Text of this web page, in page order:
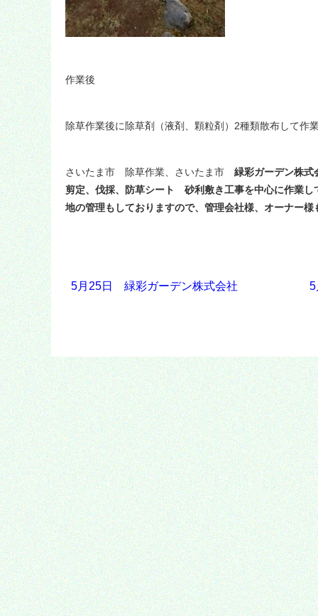
作業後
除草作業後に除草剤（液剤、顆粒剤）2種類散布して作
さいたま市 除草作業、さいたま市 緑彩ガーデン株
剪定、伐採、防草シート 砂利敷き工事を中心に作業し
地の管理もしておりますので、管理会社様、オーナー
5月25日 緑彩ガーデン株式会社